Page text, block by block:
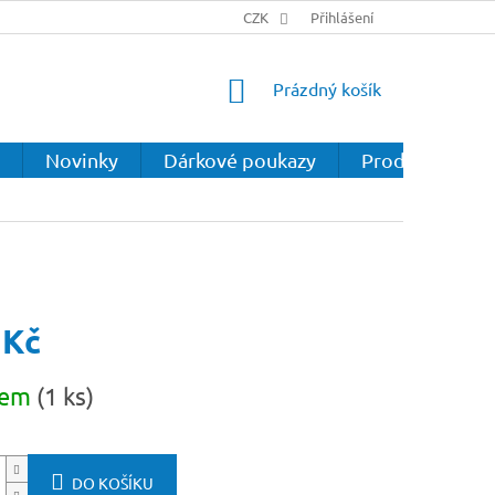
CZK Přihlášení
NÁKUPNÍ
Prázdný košík
Novinky Dárkové poukazy Prodejna
(1 ks)
DO KOŠÍKU